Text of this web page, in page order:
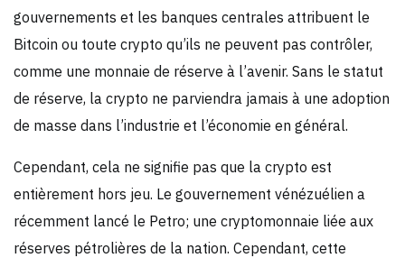
gouvernements et les banques centrales attribuent le
Bitcoin ou toute crypto qu’ils ne peuvent pas contrôler,
comme une monnaie de réserve à l’avenir. Sans le statut
de réserve, la crypto ne parviendra jamais à une adoption
de masse dans l’industrie et l’économie en général.
Cependant, cela ne signifie pas que la crypto est
entièrement hors jeu. Le gouvernement vénézuélien a
récemment lancé le Petro; une cryptomonnaie liée aux
réserves pétrolières de la nation. Cependant, cette